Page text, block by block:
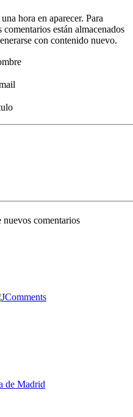
hora en aparecer. Para
están almacenados
con contenido nuevo.
comentarios
de Madrid